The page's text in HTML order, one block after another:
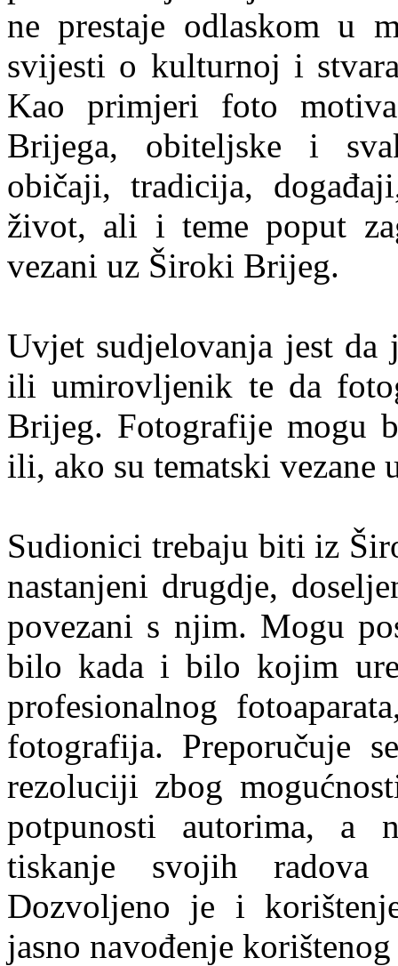
ne prestaje odlaskom u
svijesti o kulturnoj i
Kao primjeri foto
Brijega, obiteljske i
običaji, tradicija,
život, ali i teme poput
vezani uz Široki Brijeg.
Uvjet sudjelovanja jest
ili umirovljenik te da
Brijeg. Fotografije mogu
ili, ako su tematski vezane
Sudionici trebaju biti iz
nastanjeni drugdje,
povezani s njim. Mogu
bilo kada i bilo kojim
profesionalnog
fotografija. Preporučuje
rezoluciji zbog
potpunosti autorima, a
tiskanje svojih radova
Dozvoljeno je i
jasno navođenje